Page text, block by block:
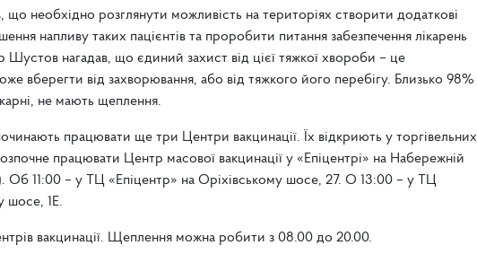
необхідно розглянути можливість на територіях створити додаткові
напливу таких пацієнтів та проробити питання забезпечення лікарень
нагадав, що єдиний захист від цієї тяжкої хвороби – це
вберегти від захворювання, або від тяжкого його перебігу. Близько 98%
не мають щеплення.
працювати ще три Центри вакцинації. Їх відкриють у торгівельних
працювати Центр масової вакцинації у «Епіцентрі» на Набережній
Об 11:00 – у ТЦ «Епіцентр» на Оріхівському шосе, 27. О 13:00 – у ТЦ
шосе, 1E.
вакцинації. Щеплення можна робити з 08.00 до 20.00.